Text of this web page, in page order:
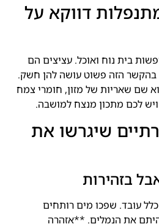
דווקא על
בית נוח ואוכל. עציצים הם
הזה פשוט עושה להן חשק.
שם שאריות של מזון, חומרי צמח
לכם מתכון מנצח למושבה.
שיגרשו את
עובד. שפכו מים רותחים
את הנמלים. **אזהרה